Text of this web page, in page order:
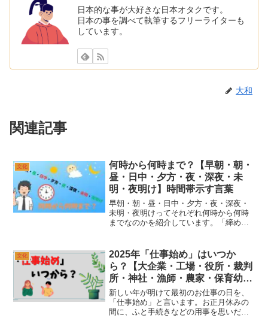
日本的な事が大好きな日本オタクです。
日本の事を調べて執筆するフリーライターも
しています。
大和
関連記事
文化
何時から何時まで？【早朝・朝・
昼・日中・夕方・夜・深夜・未
明・夜明け】時間帯示す言葉
早朝・朝・昼・日中・夕方・夜・深夜・
未明・夜明けってそれぞれ何時から何時
までなのかを紹介しています。「締め切
何時？」と思ってしまいませんか？日本
語には「朝・昼・夜・日...
文化
2025年「仕事始め」はいつか
ら？【大企業・工場・役所・裁判
所・神社・漁師・農家・保育幼稚
園・病院・美容室・パチンコ屋・
総理大臣】
新しい年が明けて最初のお仕事の日を、
「仕事始め」と言います。お正月休みの
間に、ふと手続きなどの用事を思いだ